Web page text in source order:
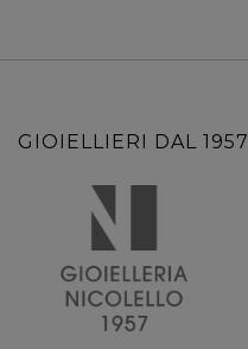
GIOIELLIERI DAL 1957